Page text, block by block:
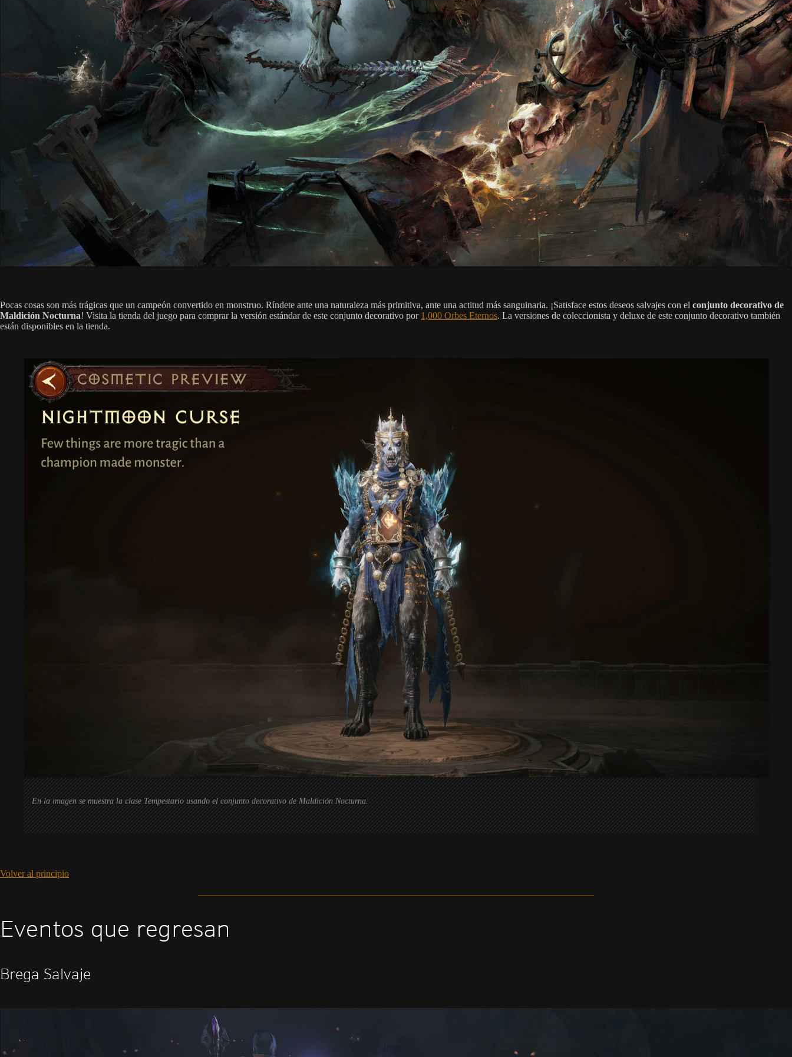
Pocas cosas son más trágicas que un campeón convertido en monstruo. Ríndete ante una naturaleza más primitiva, ante una actitud más sanguinaria. ¡Satisface estos deseos salvajes con el conjunto decorativo de
Maldición Nocturna! Visita la tienda del juego para comprar la versión estándar de este conjunto decorativo por 1,000 Orbes Eternos. La versiones de coleccionista y deluxe de este conjunto decorativo también
están disponibles en la tienda.
En la imagen se muestra la clase Tempestario usando el conjunto decorativo de Maldición Nocturna.
Volver al principio
Eventos que regresan
Brega Salvaje